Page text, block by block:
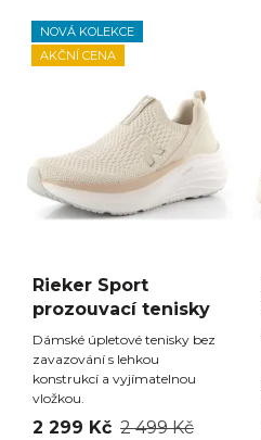
NOVÁ KOLEKCE
AKČNÍ CENA
Rieker Sport
prozouvací tenisky
Dámské úpletové tenisky bez
zavazování s lehkou
konstrukcí a vyjímatelnou
vložkou.
2 299 Kč 2 499 Kč